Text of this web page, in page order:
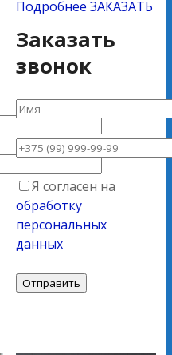
Подробнее ЗАКАЗАТЬ
Заказать
звонок
Я согласен на
обработку
персональных
данных